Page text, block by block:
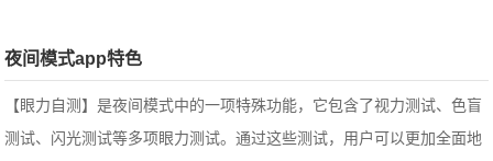
夜间模式app特色
【眼力自测】是夜间模式中的一项特殊功能，它包含了视力测试、色盲
测试、闪光测试等多项眼力测试。通过这些测试，用户可以更加全面地